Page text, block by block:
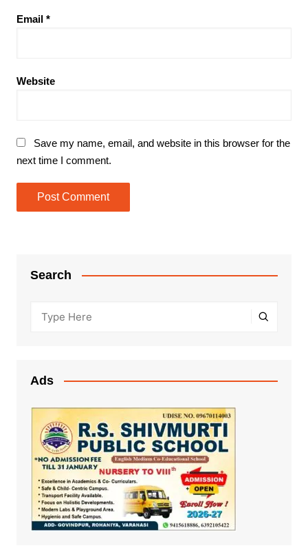
Email *
Website
Save my name, email, and website in this browser for the
next time I comment.
Search
Ads